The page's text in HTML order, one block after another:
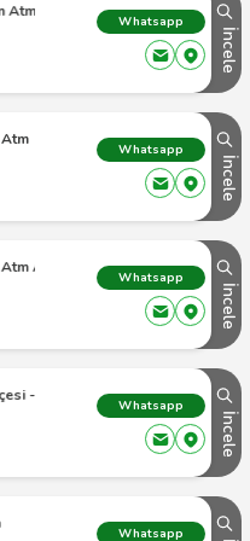
Atm
Whatsapp
İncele
Whatsapp
İncele
Atm
Whatsapp
İncele
Atm
Whatsapp
İncele
Whatsapp